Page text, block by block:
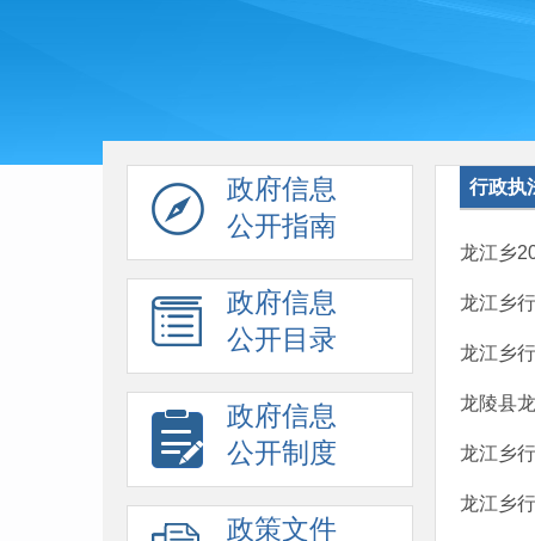
政府信息
公开指南
政府信息
公开目录
政府信息
公开制度
政策文件
行政执
龙江乡
龙江乡
龙江乡
龙陵县
龙江乡
龙江乡